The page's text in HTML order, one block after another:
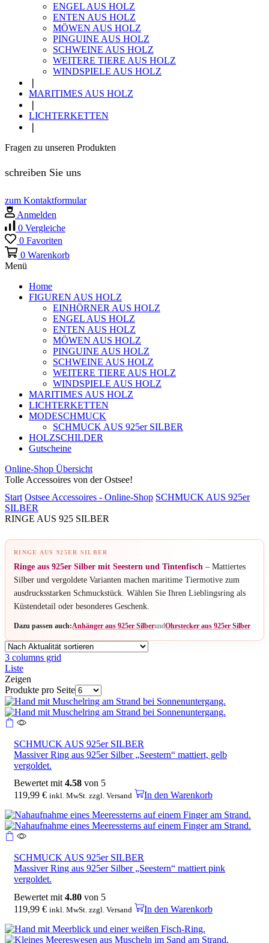
ENGEL AUS HOLZ
ENTEN AUS HOLZ
MÖWEN AUS HOLZ
PINGUINE AUS HOLZ
SCHWEINE AUS HOLZ
WEITERE TIERE AUS HOLZ
WINDSPIELE AUS HOLZ
MARITIMES AUS HOLZ
LICHTERKETTEN
Fragen zu unseren Produkten
schreiben Sie uns
zum Kontaktformular
Anmelden
0 Vergleiche
0 Favoriten
0 Warenkorb
Menü
Home
FIGUREN AUS HOLZ
EINHÖRNER AUS HOLZ
ENGEL AUS HOLZ
ENTEN AUS HOLZ
MÖWEN AUS HOLZ
PINGUINE AUS HOLZ
SCHWEINE AUS HOLZ
WEITERE TIERE AUS HOLZ
WINDSPIELE AUS HOLZ
MARITIMES AUS HOLZ
LICHTERKETTEN
MODESCHMUCK
SCHMUCK AUS 925er SILBER
HOLZSCHILDER
Gutscheine
Online-Shop Übersicht
Tolle Accessoires von der Ostsee!
Start Ostsee Accessoires - Online-Shop SCHMUCK AUS 925er
SILBER
RINGE AUS 925 SILBER
RINGE AUS 925ER SILBER
Ringe aus 925er Silber mit Seestern und Tintenfisch – Mattiertes
Silber und vergoldete Varianten machen maritime Tiermotive zum
ausdrucksstarken Schmuckstück. Wählen Sie Ihren Lieblingsring als
Küstendetail oder besonderes Geschenk.
Dazu passen auch:Anhänger aus 925er SilberundOhrstecker aus 925er Silber
3 columns grid
Liste
Zeigen
Produkte pro Seite
SCHMUCK AUS 925er SILBER
Massiver Ring aus 925er Silber „Seestern“ mattiert, gelb
vergoldet.
Bewertet mit4.58 von 5
119,99 € inkl. MwSt. zzgl. Versand In den Warenkorb
SCHMUCK AUS 925er SILBER
Massiver Ring aus 925er Silber „Seestern“ mattiert pink
vergoldet.
Bewertet mit 4.80 von 5
119,99 € inkl. MwSt. zzgl. Versand In den Warenkorb